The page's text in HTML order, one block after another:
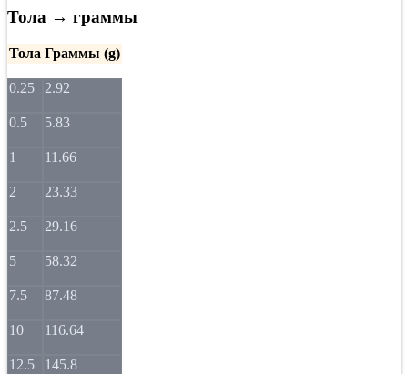
Тола → граммы
Тола Граммы (g)
0.25 2.92
0.5 5.83
1 11.66
2 23.33
2.5 29.16
5 58.32
7.5 87.48
10 116.64
12.5 145.8